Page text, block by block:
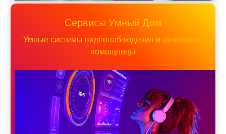
Сервисы Умный Дом
Умные системы видеонаблюдения и голосовые
помощницы